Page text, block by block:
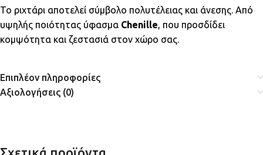
Το ριχτάρι αποτελεί σύμβολο πολυτέλειας και άνεσης. Από
υψηλής ποιότητας ύφασμα Chenille, που προσδίδει
κομψότητα και ζεστασιά στον χώρο σας.
Επιπλέον πληροφορίες
Αξιολογήσεις (0)